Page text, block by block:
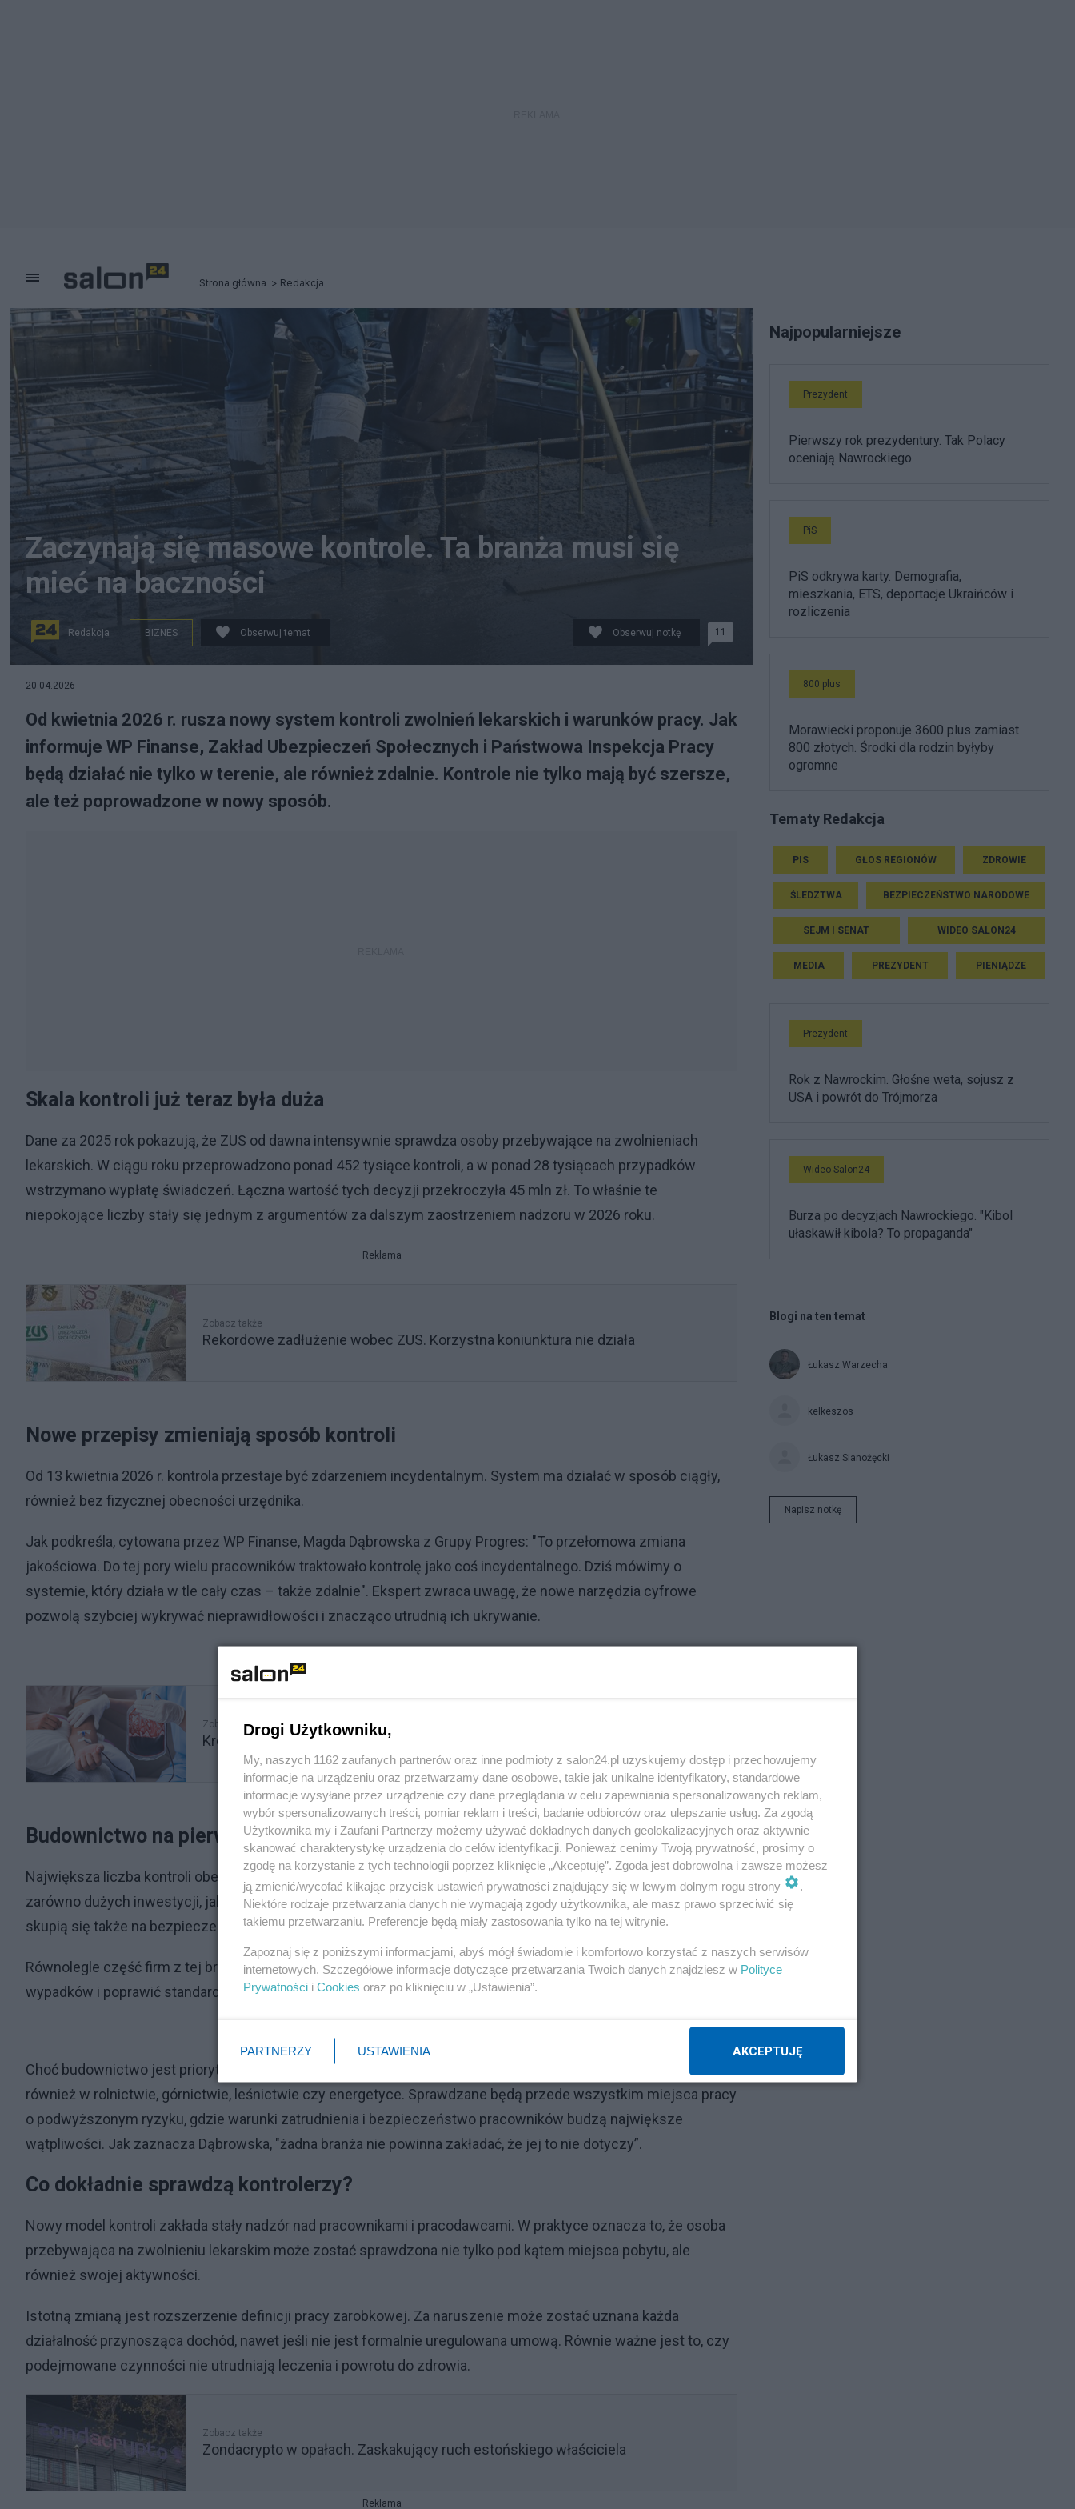
Strona główna Redakcja
Zaczynają się masowe kontrole. Ta branża musi się
mieć na baczności
Redakcja BIZNES Obserwuj temat Obserwuj notkę 11
20.04.2026
Od kwietnia 2026 r. rusza nowy system kontroli zwolnień lekarskich i warunków pracy. Jak
informuje WP Finanse, Zakład Ubezpieczeń Społecznych i Państwowa Inspekcja Pracy
będą działać nie tylko w terenie, ale również zdalnie. Kontrole nie tylko mają być szersze,
ale też poprowadzone w nowy sposób.
Skala kontroli już teraz była duża
Dane za 2025 rok pokazują, że ZUS od dawna intensywnie sprawdza osoby przebywające na zwolnieniach
lekarskich. W ciągu roku przeprowadzono ponad 452 tysiące kontroli, a w ponad 28 tysiącach przypadków
wstrzymano wypłatę świadczeń. Łączna wartość tych decyzji przekroczyła 45 mln zł. To właśnie te
niepokojące liczby stały się jednym z argumentów za dalszym zaostrzeniem nadzoru w 2026 roku.
Reklama
Zobacz także
Rekordowe zadłużenie wobec ZUS. Korzystna koniunktura nie działa
Nowe przepisy zmieniają sposób kontroli
Od 13 kwietnia 2026 r. kontrola przestaje być zdarzeniem incydentalnym. System ma działać w sposób ciągły,
również bez fizycznej obecności urzędnika.
Jak podkreśla, cytowana przez WP Finanse, Magda Dąbrowska z Grupy Progres: "To przełomowa zmiana
jakościowa. Do tej pory wielu pracowników traktowało kontrolę jako coś incydentalnego. Dziś mówimy o
systemie, który działa w tle cały czas – także zdalnie". Ekspert zwraca uwagę, że nowe narzędzia cyfrowe
pozwolą szybciej wykrywać nieprawidłowości i znacząco utrudnią ich ukrywanie.
Zobacz także
Krew tylko od niezaszczepionych? Naukowcy alarmują przed nowym trendem
Budownictwo na pierwszym planie
Największa liczba kontroli obejmie sektor budowlany. Zaplanowano ponad tysiąc inspekcji, które mają dotyczyć
zarówno dużych inwestycji, jak i mniejszych budów. Nie chodzi wyłącznie o kwestie formalne – inspektorzy
skupią się także na bezpieczeństwie pracy i rzeczywistych warunkach zatrudnienia.
Równolegle część firm z tej branży zostanie objęta działaniami prewencyjnymi, które mają ograniczyć liczbę
wypadków i poprawić standardy pracy.
Choć budownictwo jest priorytetem, kontrole nie ograniczą się tylko do jednej branży. Inspektorzy pojawią się
również w rolnictwie, górnictwie, leśnictwie czy energetyce. Sprawdzane będą przede wszystkim miejsca pracy
o podwyższonym ryzyku, gdzie warunki zatrudnienia i bezpieczeństwo pracowników budzą największe
wątpliwości. Jak zaznacza Dąbrowska, "żadna branża nie powinna zakładać, że jej to nie dotyczy”.
Co dokładnie sprawdzą kontrolerzy?
Nowy model kontroli zakłada stały nadzór nad pracownikami i pracodawcami. W praktyce oznacza to, że osoba
przebywająca na zwolnieniu lekarskim może zostać sprawdzona nie tylko pod kątem miejsca pobytu, ale
również swojej aktywności.
Istotną zmianą jest rozszerzenie definicji pracy zarobkowej. Za naruszenie może zostać uznana każda
działalność przynosząca dochód, nawet jeśli nie jest formalnie uregulowana umową. Równie ważne jest to, czy
podejmowane czynności nie utrudniają leczenia i powrotu do zdrowia.
Zobacz także
Zondacrypto w opałach. Zaskakujący ruch estońskiego właściciela
Reklama
Najpopularniejsze
Prezydent
Pierwszy rok prezydentury. Tak Polacy
oceniają Nawrockiego
PiS
PiS odkrywa karty. Demografia,
mieszkania, ETS, deportacje Ukraińców i
rozliczenia
800 plus
Morawiecki proponuje 3600 plus zamiast
800 złotych. Środki dla rodzin byłyby
ogromne
Tematy Redakcja
PIS GŁOS REGIONÓW ZDROWIE
ŚLEDZTWA BEZPIECZEŃSTWO NARODOWE
SEJM I SENAT WIDEO SALON24
MEDIA PREZYDENT PIENIĄDZE
Prezydent
Rok z Nawrockim. Głośne weta, sojusz z
USA i powrót do Trójmorza
Wideo Salon24
Burza po decyzjach Nawrockiego. "Kibol
ułaskawił kibola? To propaganda"
Blogi na ten temat
Łukasz Warzecha
kelkeszos
Łukasz Sianożęcki
Napisz notkę
Drogi Użytkowniku,
My, naszych 1162 zaufanych partnerów oraz inne podmioty z salon24.pl uzyskujemy dostęp i przechowujemy
informacje na urządzeniu oraz przetwarzamy dane osobowe, takie jak unikalne identyfikatory, standardowe
informacje wysyłane przez urządzenie czy dane przeglądania w celu zapewniania spersonalizowanych reklam,
wybór spersonalizowanych treści, pomiar reklam i treści, badanie odbiorców oraz ulepszanie usług. Za zgodą
Użytkownika my i Zaufani Partnerzy możemy używać dokładnych danych geolokalizacyjnych oraz aktywnie
skanować charakterystykę urządzenia do celów identyfikacji. Ponieważ cenimy Twoją prywatność, prosimy o
zgodę na korzystanie z tych technologii poprzez kliknięcie „Akceptuję”. Zgoda jest dobrowolna i zawsze możesz
ją zmienić/wycofać klikając przycisk ustawień prywatności znajdujący się w lewym dolnym rogu strony
.
Niektóre rodzaje przetwarzania danych nie wymagają zgody użytkownika, ale masz prawo sprzeciwić się
takiemu przetwarzaniu. Preferencje będą miały zastosowania tylko na tej witrynie.
Zapoznaj się z poniższymi informacjami, abyś mógł świadomie i komfortowo korzystać z naszych serwisów
internetowych. Szczegółowe informacje dotyczące przetwarzania Twoich danych znajdziesz w Polityce
Prywatności i Cookies oraz po kliknięciu w „Ustawienia”.
PARTNERZY USTAWIENIA AKCEPTUJĘ